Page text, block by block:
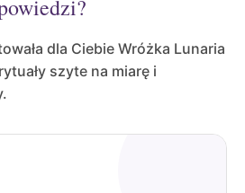
dla Ciebie Wróżka Lunaria
szyte na miarę i